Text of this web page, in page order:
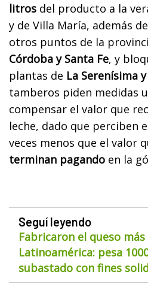
litros del producto a la
y de Villa María, además
otros puntos de la
Córdoba y Santa Fe, y
plantas de La Serenísima
tamberos piden medidas
compensar el valor que
leche, dado que perciben
veces menos que el valor
terminan pagando en la
Seguí leyendo
Fabricaron el queso
Latinoamérica: pesa
subastado con fines